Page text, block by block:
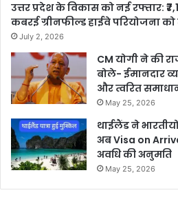
उत्तर प्रदेश के विकास को नई रफ्तार:
कबरई ग्रीनफील्ड हाईवे परियोजना
July 2, 2026
CM योगी ने की
बोले- ईमानदार
और त्वरित
May 25, 2026
थाईलैंड ने
अब Visa on
अवधि की अनुमति
May 25, 2026